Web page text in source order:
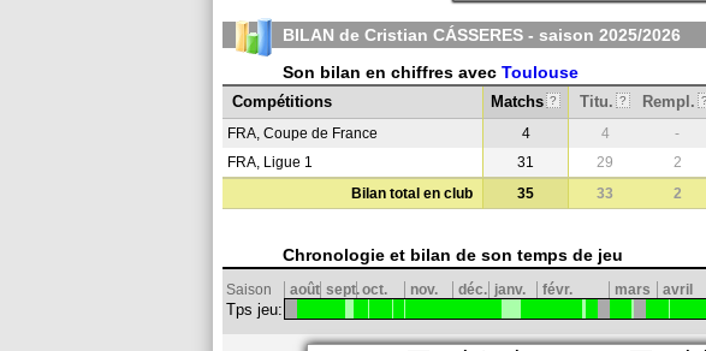
BILAN de Cristian CÁSSERES - saison 2025/2026
Son bilan en chiffres avec Toulouse
Compétitions
Matchs ? Titu. ? Rempl. ?
FRA, Coupe de France 4 4 -
FRA, Ligue 1
31 29 2
Bilan total en club
35 33 2
Chronologie et bilan de son temps de jeu
Saison août sept.oct. nov. déc. janv. févr. mars avril
Tps jeu: